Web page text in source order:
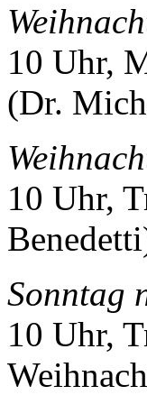
10 Uhr,
(Dr.
10 Uhr,
Sonntag
10 Uhr,